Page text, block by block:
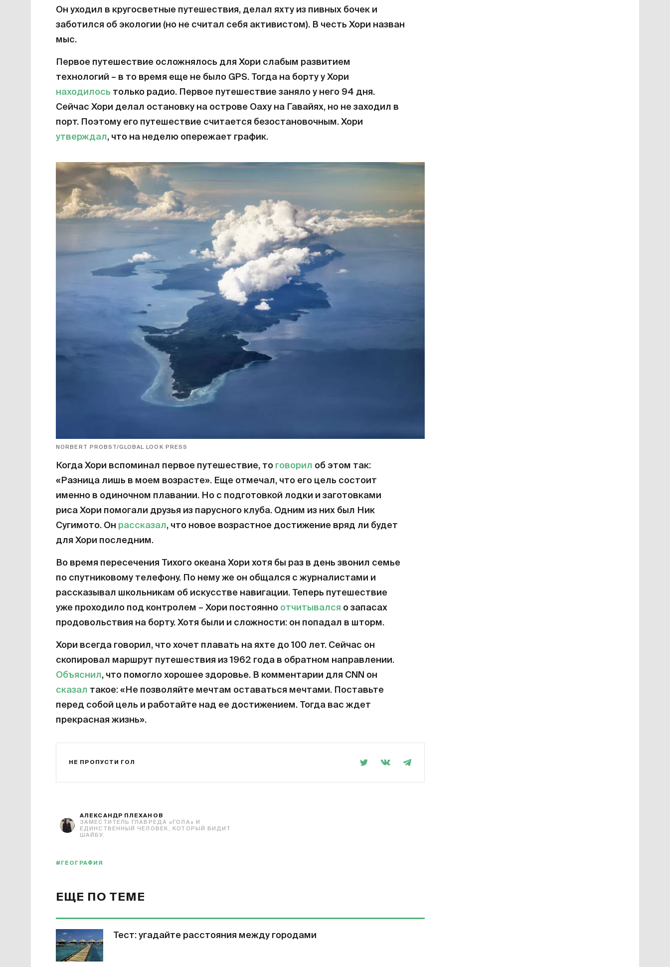
Он уходил в кругосветные путешествия, делал яхту из пивных бочек и
заботился об экологии (но не считал себя активистом). В честь Хори назван
мыс.
Первое путешествие осложнялось для Хори слабым развитием
технологий – в то время еще не было GPS. Тогда на борту у Хори
находилось только радио. Первое путешествие заняло у него 94 дня.
Сейчас Хори делал остановку на острове Оаху на Гавайях, но не заходил в
порт. Поэтому его путешествие считается безостановочным. Хори
утверждал, что на неделю опережает график.
NORBERT PROBST/GLOBAL LOOK PRESS
Когда Хори вспоминал первое путешествие, то говорил об этом так:
«Разница лишь в моем возрасте». Еще отмечал, что его цель состоит
именно в одиночном плавании. Но с подготовкой лодки и заготовками
риса Хори помогали друзья из парусного клуба. Одним из них был Ник
Сугимото. Он рассказал, что новое возрастное достижение вряд ли будет
для Хори последним.
Во время пересечения Тихого океана Хори хотя бы раз в день звонил семье
по спутниковому телефону. По нему же он общался с журналистами и
рассказывал школьникам об искусстве навигации. Теперь путешествие
уже проходило под контролем – Хори постоянно отчитывался о запасах
продовольствия на борту. Хотя были и сложности: он попадал в шторм.
Хори всегда говорил, что хочет плавать на яхте до 100 лет. Сейчас он
скопировал маршрут путешествия из 1962 года в обратном направлении.
Объяснил, что помогло хорошее здоровье. В комментарии для CNN он
сказал такое: «Не позволяйте мечтам оставаться мечтами. Поставьте
перед собой цель и работайте над ее достижением. Тогда вас ждет
прекрасная жизнь».
НЕ ПРОПУСТИ ГОЛ
АЛЕКСАНДР ПЛЕХАНОВ
ЗАМЕСТИТЕЛЬ ГЛАВРЕДА «ГОЛА» И
ЕДИНСТВЕННЫЙ ЧЕЛОВЕК, КОТОРЫЙ ВИДИТ
ШАЙБУ.
#ГЕОГРАФИЯ
ЕЩЕ ПО ТЕМЕ
Тест: угадайте расстояния между городами